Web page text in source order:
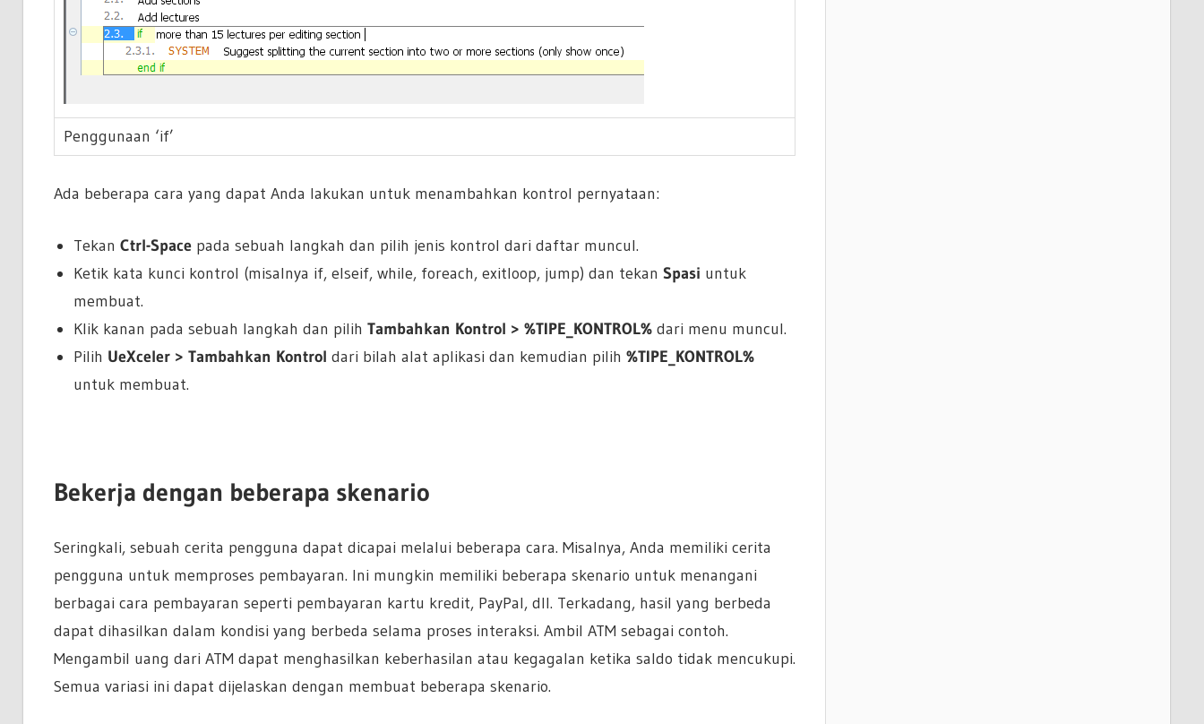
Penggunaan ‘if’
Ada beberapa cara yang dapat Anda lakukan untuk menambahkan kontrol pernyataan:
Tekan Ctrl-Space pada sebuah langkah dan pilih jenis kontrol dari daftar muncul.
Ketik kata kunci kontrol (misalnya if, elseif, while, foreach, exitloop, jump) dan tekan Spasi untuk
membuat.
Klik kanan pada sebuah langkah dan pilih Tambahkan Kontrol > %TIPE_KONTROL% dari menu muncul.
Pilih UeXceler > Tambahkan Kontrol dari bilah alat aplikasi dan kemudian pilih %TIPE_KONTROL%
untuk membuat.
Bekerja dengan beberapa skenario
Seringkali, sebuah cerita pengguna dapat dicapai melalui beberapa cara. Misalnya, Anda memiliki cerita
pengguna untuk memproses pembayaran. Ini mungkin memiliki beberapa skenario untuk menangani
berbagai cara pembayaran seperti pembayaran kartu kredit, PayPal, dll. Terkadang, hasil yang berbeda
dapat dihasilkan dalam kondisi yang berbeda selama proses interaksi. Ambil ATM sebagai contoh.
Mengambil uang dari ATM dapat menghasilkan keberhasilan atau kegagalan ketika saldo tidak mencukupi.
Semua variasi ini dapat dijelaskan dengan membuat beberapa skenario.